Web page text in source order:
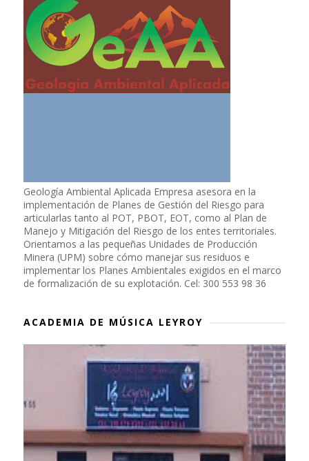
Geología Ambiental Aplicada Empresa asesora en la
implementación de Planes de Gestión del Riesgo para
articularlas tanto al POT, PBOT, EOT, como al Plan de
Manejo y Mitigación del Riesgo de los entes territoriales.
Orientamos a las pequeñas Unidades de Producción
Minera (UPM) sobre cómo manejar sus residuos e
implementar los Planes Ambientales exigidos en el marco
de formalización de su explotación. Cel: 300 553 98 36
ACADEMIA DE MÚSICA LEYROY